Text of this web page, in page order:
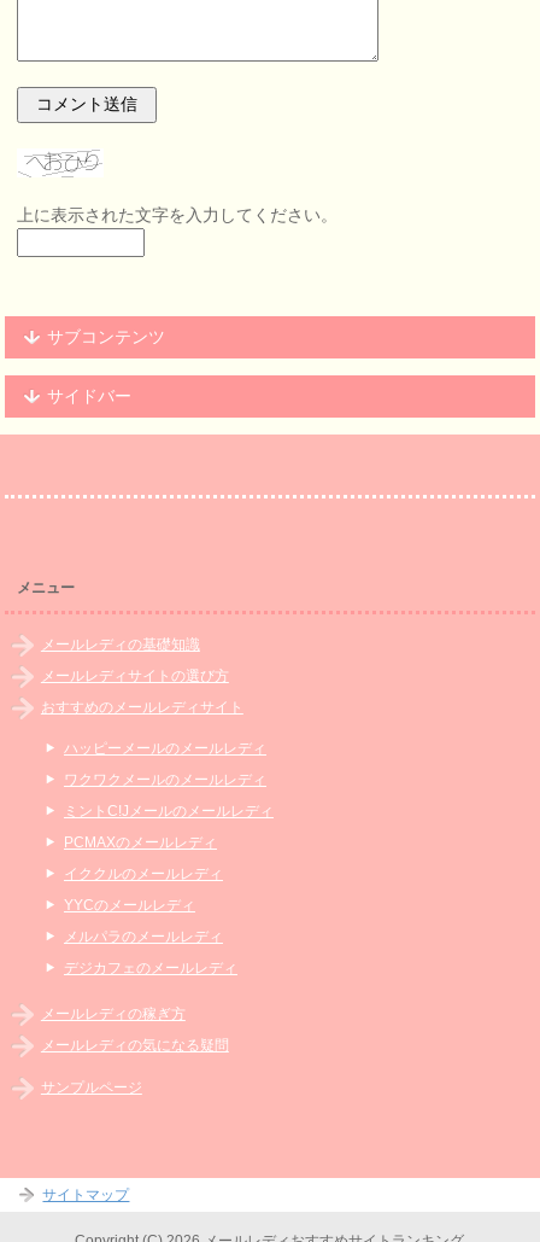
上に表示された文字を入力してください。
サブコンテンツ
サイドバー
メニュー
メールレディの基礎知識
メールレディサイトの選び方
おすすめのメールレディサイト
ハッピーメールのメールレディ
ワクワクメールのメールレディ
ミントC!Jメールのメールレディ
PCMAXのメールレディ
イククルのメールレディ
YYCのメールレディ
メルパラのメールレディ
デジカフェのメールレディ
メールレディの稼ぎ方
メールレディの気になる疑問
サンプルページ
サイトマップ